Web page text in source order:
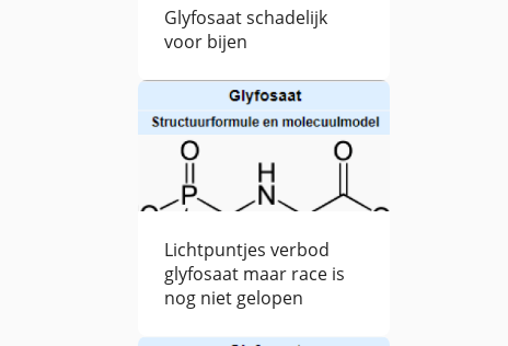
Glyfosaat schadelijk
voor bijen
Lichtpuntjes verbod
glyfosaat maar race is
nog niet gelopen